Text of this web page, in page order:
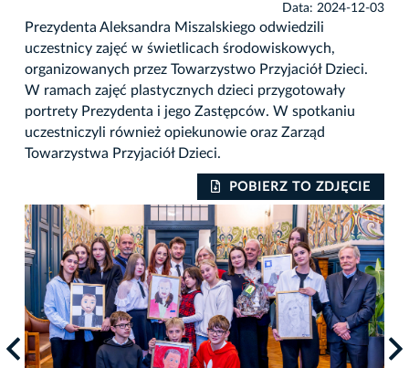
Data: 2024-12-03
Prezydenta Aleksandra Miszalskiego odwiedzili
uczestnicy zajęć w świetlicach środowiskowych,
organizowanych przez Towarzystwo Przyjaciół Dzieci.
W ramach zajęć plastycznych dzieci przygotowały
portrety Prezydenta i jego Zastępców. W spotkaniu
uczestniczyli również opiekunowie oraz Zarząd
Towarzystwa Przyjaciół Dzieci.
POBIERZ TO ZDJĘCIE